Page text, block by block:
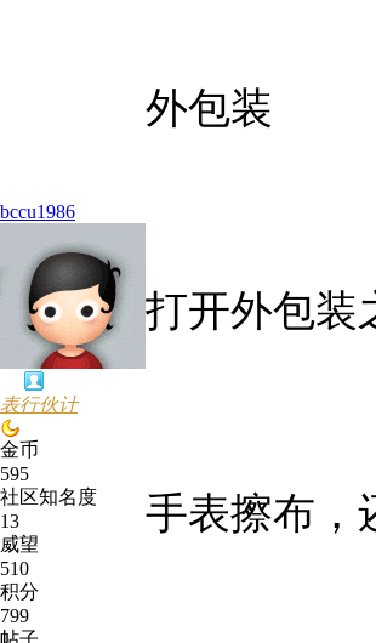
bccu1986
表行伙计
金币
595
社区知名度
13
威望
510
积分
799
帖子
外包装
打开外包装
手表擦布，